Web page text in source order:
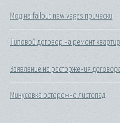
Мод на fallout new vegas прически
Типовой договор на ремонт
Заявление на расторжения
Минусовка осторожно листопад